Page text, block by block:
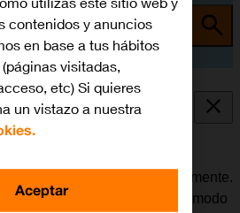
consumen mucha batería,
del teléfono considerablemente.
de energía, activando el modo
contenidos y anuncios
en base a tus hábitos
visitadas,
etc) Si quieres
un vistazo a nuestra
Aceptar